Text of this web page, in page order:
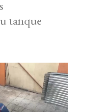
tanque